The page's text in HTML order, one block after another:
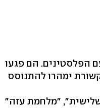
הפלסטינים. הם פגעו
ימהרו להתנוסס
"מלחמת עזה"